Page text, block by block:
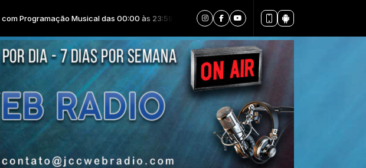
Musical das 00:00 às 23:59 -Tocando agora: 18.Creio em Ti (Still Believe) (Ao Vivo)